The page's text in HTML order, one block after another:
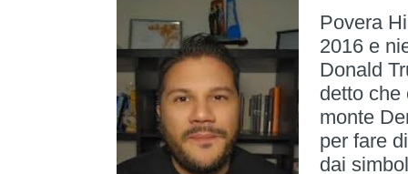
Povera
2016 e
Donald
detto che
monte
per fare
dai